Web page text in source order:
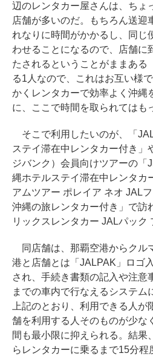
辺のレンタカー屋さんは、ちょ
店舗が多いのだ。もちろん送迎
れなりに時間がかかるし、同じ
わせることになるので、店舗に
たされるということがままある
る1人なので、これはお互い様
かくレンタカーで効率よく沖縄
に、ここで時間を取られてはも
そこで利用したいのが、「
ステイ滞在中レンタカー付き」
ジバンク）会員向けツアーの「
縄ホテルステイ滞在中レンタカ
アムツアー ポレイア ネオ JAL
沖縄の旅レンタカー付き」で訪
リックスレンタカー JALパック
同店舗は、那覇空港からクル
港と店舗とは「JALPAK」ロゴ
され、手続き書類の記入や注意
までの車内で行なえるシステム
上記のとおり、利用できる人
舗を利用する人そのものが少な
間も最小限に抑えられる。結果
らレンタカーに乗るまで15分程